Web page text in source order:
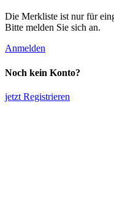
Die Merkliste ist nur für
Bitte melden Sie sich an.
Anmelden
Noch kein Konto?
jetzt Registrieren